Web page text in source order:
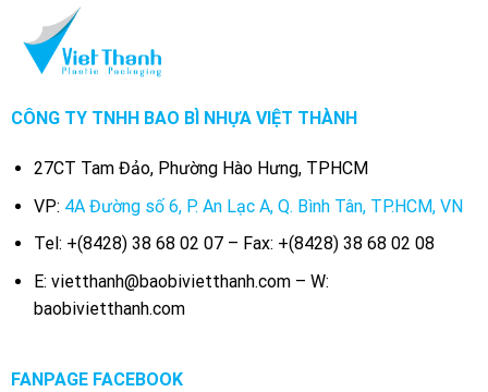
CÔNG TY TNHH BAO BÌ NHỰA VIỆT THÀNH
27CT Tam Đảo, Phường Hào Hưng, TPHCM
VP: 4A Đường số 6, P. An Lạc A, Q. Bình Tân, TP.HCM, VN
Tel: +(8428) 38 68 02 07 – Fax: +(8428) 38 68 02 08
E: vietthanh@baobivietthanh.com – W:
baobivietthanh.com
FANPAGE FACEBOOK